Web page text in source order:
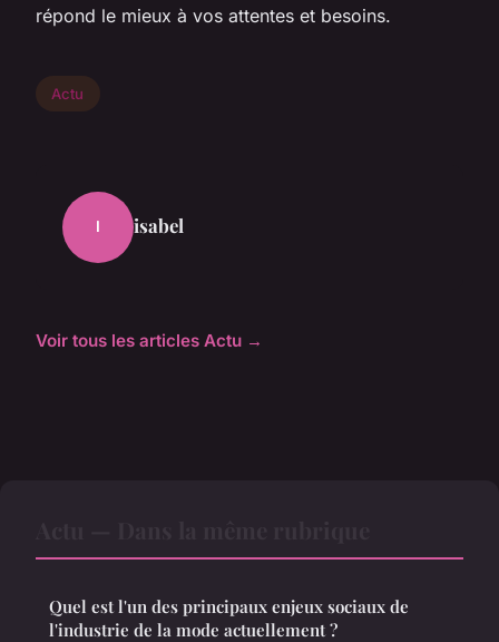
répond le mieux à vos attentes et besoins.
Actu
I isabel
Voir tous les articles Actu →
Quel est l'un des principaux enjeux sociaux de
l'industrie de la mode actuellement ?